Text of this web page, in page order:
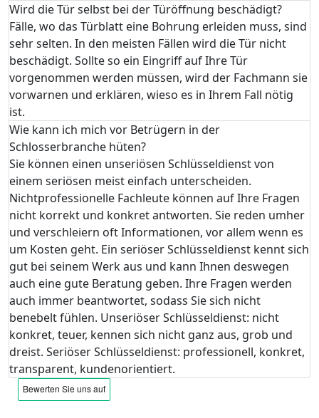
Wird die Tür selbst bei der Türöffnung beschädigt?
Fälle, wo das Türblatt eine Bohrung erleiden muss, sind
sehr selten. In den meisten Fällen wird die Tür nicht
beschädigt. Sollte so ein Eingriff auf Ihre Tür
vorgenommen werden müssen, wird der Fachmann sie
vorwarnen und erklären, wieso es in Ihrem Fall nötig
ist.
Wie kann ich mich vor Betrügern in der
Schlosserbranche hüten?
Sie können einen unseriösen Schlüsseldienst von
einem seriösen meist einfach unterscheiden.
Nichtprofessionelle Fachleute können auf Ihre Fragen
nicht korrekt und konkret antworten. Sie reden umher
und verschleiern oft Informationen, vor allem wenn es
um Kosten geht. Ein seriöser Schlüsseldienst kennt sich
gut bei seinem Werk aus und kann Ihnen deswegen
auch eine gute Beratung geben. Ihre Fragen werden
auch immer beantwortet, sodass Sie sich nicht
benebelt fühlen. Unseriöser Schlüsseldienst: nicht
konkret, teuer, kennen sich nicht ganz aus, grob und
dreist. Seriöser Schlüsseldienst: professionell, konkret,
transparent, kundenorientiert.